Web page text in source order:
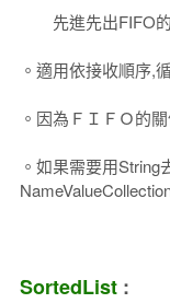
先進先出FIFO的
。適用依接收順序,
。因為ＦＩＦＯ的
。如果需要用
SortedList :